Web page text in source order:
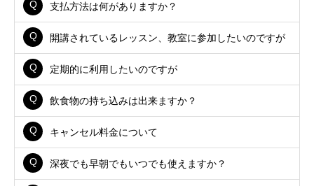
支払方法は何がありますか？
開講されているレッスン、教室に参加したいのですが
定期的に利用したいのですが
飲食物の持ち込みは出来ますか？
キャンセル料金について
深夜でも早朝でもいつでも使えますか？